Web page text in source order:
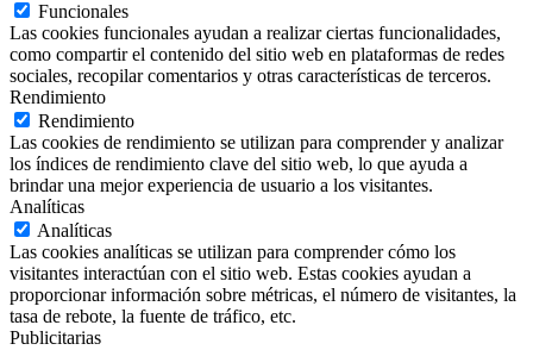
Funcionales
Las cookies funcionales ayudan a realizar ciertas funcionalidades,
como compartir el contenido del sitio web en plataformas de redes
sociales, recopilar comentarios y otras características de terceros.
Rendimiento
Rendimiento
Las cookies de rendimiento se utilizan para comprender y analizar
los índices de rendimiento clave del sitio web, lo que ayuda a
brindar una mejor experiencia de usuario a los visitantes.
Analíticas
Analíticas
Las cookies analíticas se utilizan para comprender cómo los
visitantes interactúan con el sitio web. Estas cookies ayudan a
proporcionar información sobre métricas, el número de visitantes, la
tasa de rebote, la fuente de tráfico, etc.
Publicitarias